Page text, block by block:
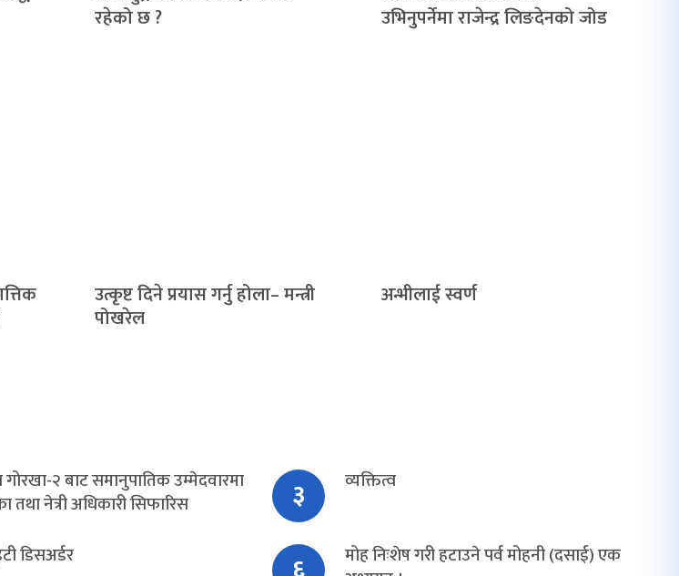
रहेको छ ? उभिनुपर्नेमा राजेन्द्र लिङदेनको जोड
उत्कृष्ट दिने प्रयास गर्नु होला– मन्त्री
पोखरेल
अन्भीलाई स्वर्ण
गोरखा-२ बाट समानुपातिक उम्मेदवारमा
तथा नेत्री अधिकारी सिफारिस
३ व्यक्तित्व
डिसअर्डर
मोह निःशेष गरी हटाउने पर्व मोहनी (दसाई) एक